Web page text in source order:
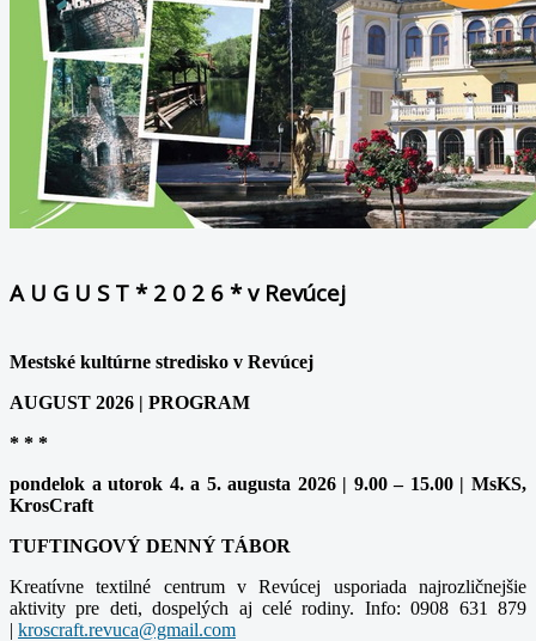
A U G U S T * 2 0 2 6 * v Revúcej
Mestské kultúrne stredisko v Revúcej
AUGUST 2026 | PROGRAM
* * *
pondelok a utorok 4. a 5. augusta 2026 | 9.00 – 15.00 | MsKS,
KrosCraft
TUFTINGOVÝ DENNÝ TÁBOR
Kreatívne textilné centrum v Revúcej usporiada najrozličnejšie
aktivity pre deti, dospelých aj celé rodiny. Info: 0908 631 879
|